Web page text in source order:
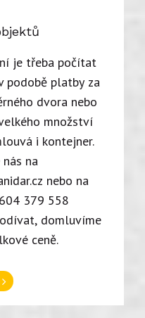
je třeba počítat
podobě platby za
dvora nebo
množství
i kontejner.
na
nebo na
379 558
domluvíme
ceně.